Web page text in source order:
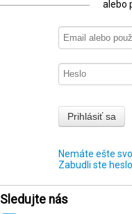
alebo
Nemáte ešte
Zabudli ste heslo
Sledujte nás